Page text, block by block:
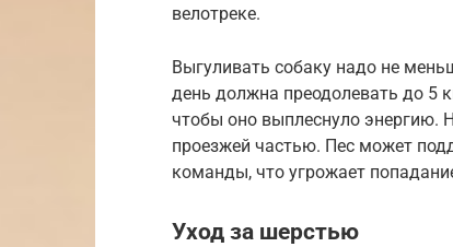
велотреке.
Выгуливать собаку надо не
день должна преодолевать до 5
чтобы оно выплеснуло энергию.
проезжей частью. Пес может
команды, что угрожает
Уход за шерстью